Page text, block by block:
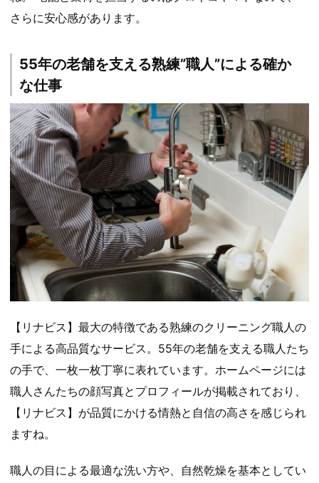
さらに安心感があります。
55年の老舗を支える熟練”職人”による確か
な仕事
【リナビス】最大の特徴である熟練のクリーニング職人の
手による高品質なサービス。55年の老舗を支える職人たち
の手で、一枚一枚丁寧に表れています。ホームページには
職人さんたちの顔写真とプロフィールが掲載されており、
【リナビス】が品質にかける情熱と自信の高さを感じられ
ますね。
職人の目による最適な洗い方や、自然乾燥を基本としてい